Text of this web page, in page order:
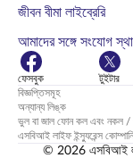
জীবন বীমা লাইব্রেরি
আমাদের সঙ্গে সংযোগ
ফেসবুক টুইটার
বিজ্ঞপ্তিসমূহ
অন্যান্য লিঙ্ক
ভুল বা জাল ফোন কল এবং নকল /
এসবিআই লাইফ ইন্স্যুরেন্স
© 2026 এসবিআই